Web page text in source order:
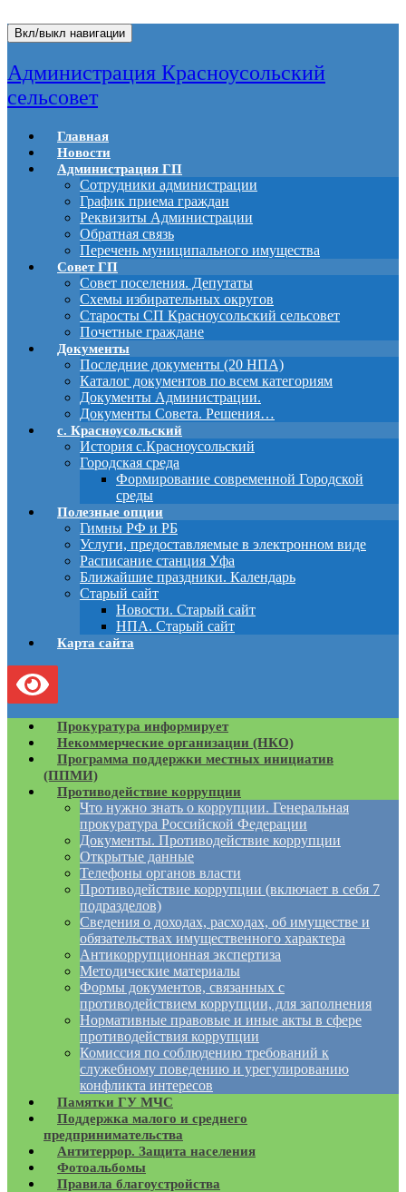
Вкл/выкл навигации
Администрация Красноусольский
сельсовет
Главная
Новости
Администрация ГП
Сотрудники администрации
График приема граждан
Реквизиты Администрации
Обратная связь
Перечень муниципального имущества
Совет ГП
Совет поселения. Депутаты
Схемы избирательных округов
Старосты СП Красноусольский сельсовет
Почетные граждане
Документы
Последние документы (20 НПА)
Каталог документов по всем категориям
Документы Администрации.
Документы Совета. Решения…
с. Красноусольский
История с.Красноусольский
Городская среда
Формирование современной Городской
среды
Полезные опции
Гимны РФ и РБ
Услуги, предоставляемые в электронном виде
Расписание станция Уфа
Ближайшие праздники. Календарь
Старый сайт
Новости. Старый сайт
НПА. Старый сайт
Карта сайта
Прокуратура информирует
Некоммерческие организации (НКО)
Программа поддержки местных инициатив
(ППМИ)
Противодействие коррупции
Что нужно знать о коррупции. Генеральная
прокуратура Российской Федерации
Документы. Противодействие коррупции
Открытые данные
Телефоны органов власти
Противодействие коррупции (включает в себя 7
подразделов)
Сведения о доходах, расходах, об имуществе и
обязательствах имущественного характера
Антикоррупционная экспертиза
Методические материалы
Формы документов, связанных с
противодействием коррупции, для заполнения
Нормативные правовые и иные акты в сфере
противодействия коррупции
Комиссия по соблюдению требований к
служебному поведению и урегулированию
конфликта интересов
Памятки ГУ МЧС
Поддержка малого и среднего
предпринимательства
Антитеррор. Защита населения
Фотоальбомы
Правила благоустройства